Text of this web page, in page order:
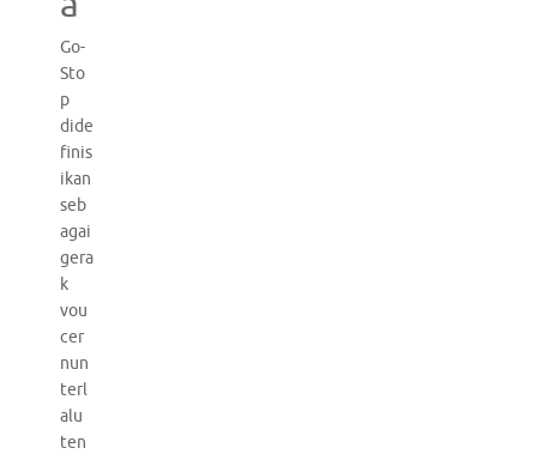
Go-
Sto
p
dide
finis
ikan
seb
agai
gera
k
vou
cer
nun
terl
alu
ten